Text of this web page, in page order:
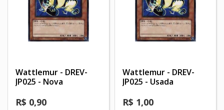
Wattlemur - DREV-
JP025 - Nova
R$ 0,90
Wattlemur - DREV-
JP025 - Usada
R$ 1,00